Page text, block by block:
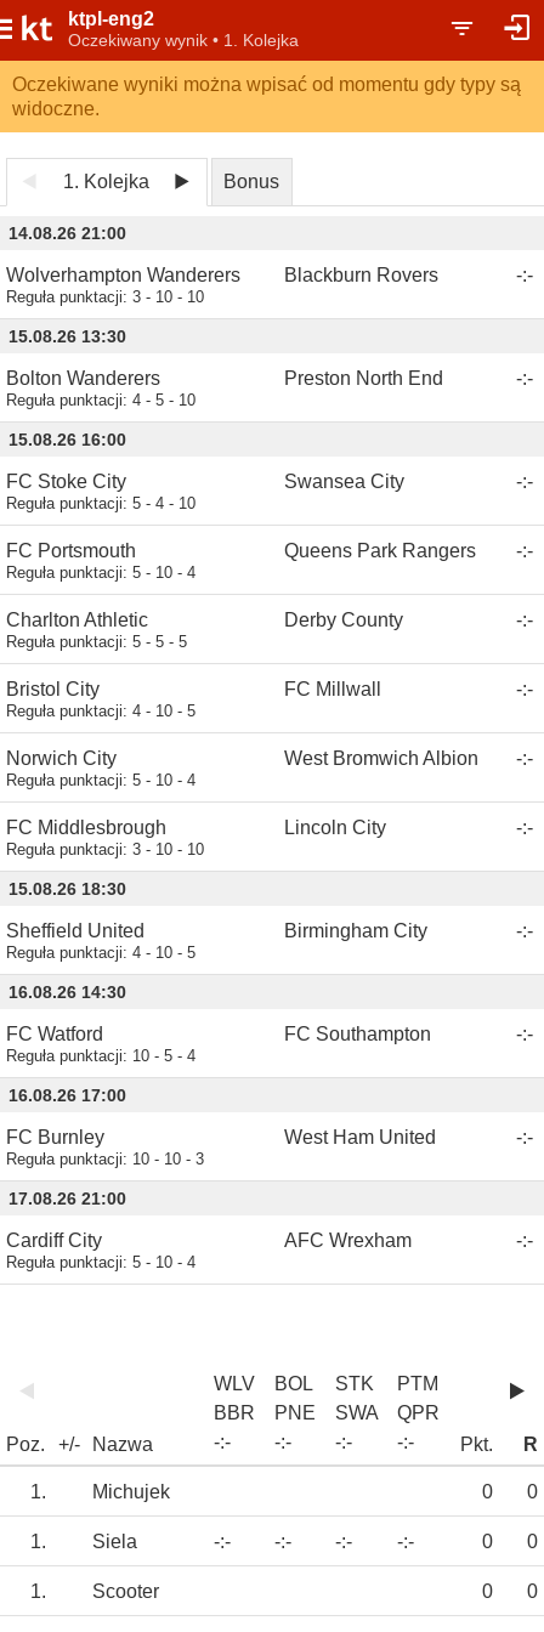
ktpl-eng2
Oczekiwany wynik • 1. Kolejka
Oczekiwane wyniki można wpisać od momentu gdy typy są
widoczne.
1. Kolejka Bonus
14.08.26 21:00
Wolverhampton Wanderers
Reguła punktacji: 3 - 10 - 10
Blackburn Rovers -:-
15.08.26 13:30
Bolton Wanderers
Reguła punktacji: 4 - 5 - 10
Preston North End -:-
15.08.26 16:00
FC Stoke City
Reguła punktacji: 5 - 4 - 10
Swansea City -:-
FC Portsmouth
Reguła punktacji: 5 - 10 - 4
Queens Park Rangers -:-
Charlton Athletic
Reguła punktacji: 5 - 5 - 5
Derby County -:-
Bristol City
Reguła punktacji: 4 - 10 - 5
FC Millwall -:-
Norwich City
Reguła punktacji: 5 - 10 - 4
West Bromwich Albion -:-
FC Middlesbrough
Reguła punktacji: 3 - 10 - 10
Lincoln City -:-
15.08.26 18:30
Sheffield United
Reguła punktacji: 4 - 10 - 5
Birmingham City -:-
16.08.26 14:30
FC Watford
Reguła punktacji: 10 - 5 - 4
FC Southampton -:-
16.08.26 17:00
FC Burnley
Reguła punktacji: 10 - 10 - 3
West Ham United -:-
17.08.26 21:00
Cardiff City
Reguła punktacji: 5 - 10 - 4
AFC Wrexham -:-
Poz. +/- Nazwa
WLV
BBR
-:-
BOL
PNE
-:-
STK
SWA
-:-
PTM
QPR
-:- Pkt. R
1. Michujek 0 0
1. Siela -:- -:- -:- -:- 0 0
1. Scooter 0 0